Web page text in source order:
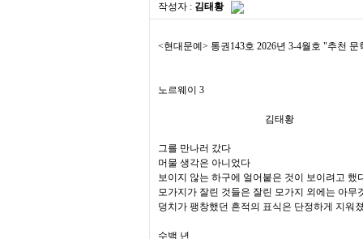
작성자 : 김태황
<현대문예> 통권143호 2026년 3-4월호 "추천
노르웨이 3
김태황
그를 만나러 갔다
머물 생각은 아니었다
보이지 않는 하구에 얼어붙은 것이 보이려고 했
모가지가 잘린 것들은 잘린 모가지 외에는 아무
덩치가 팽창했던 흔적의 표식은 단정하게 지워
수백 년